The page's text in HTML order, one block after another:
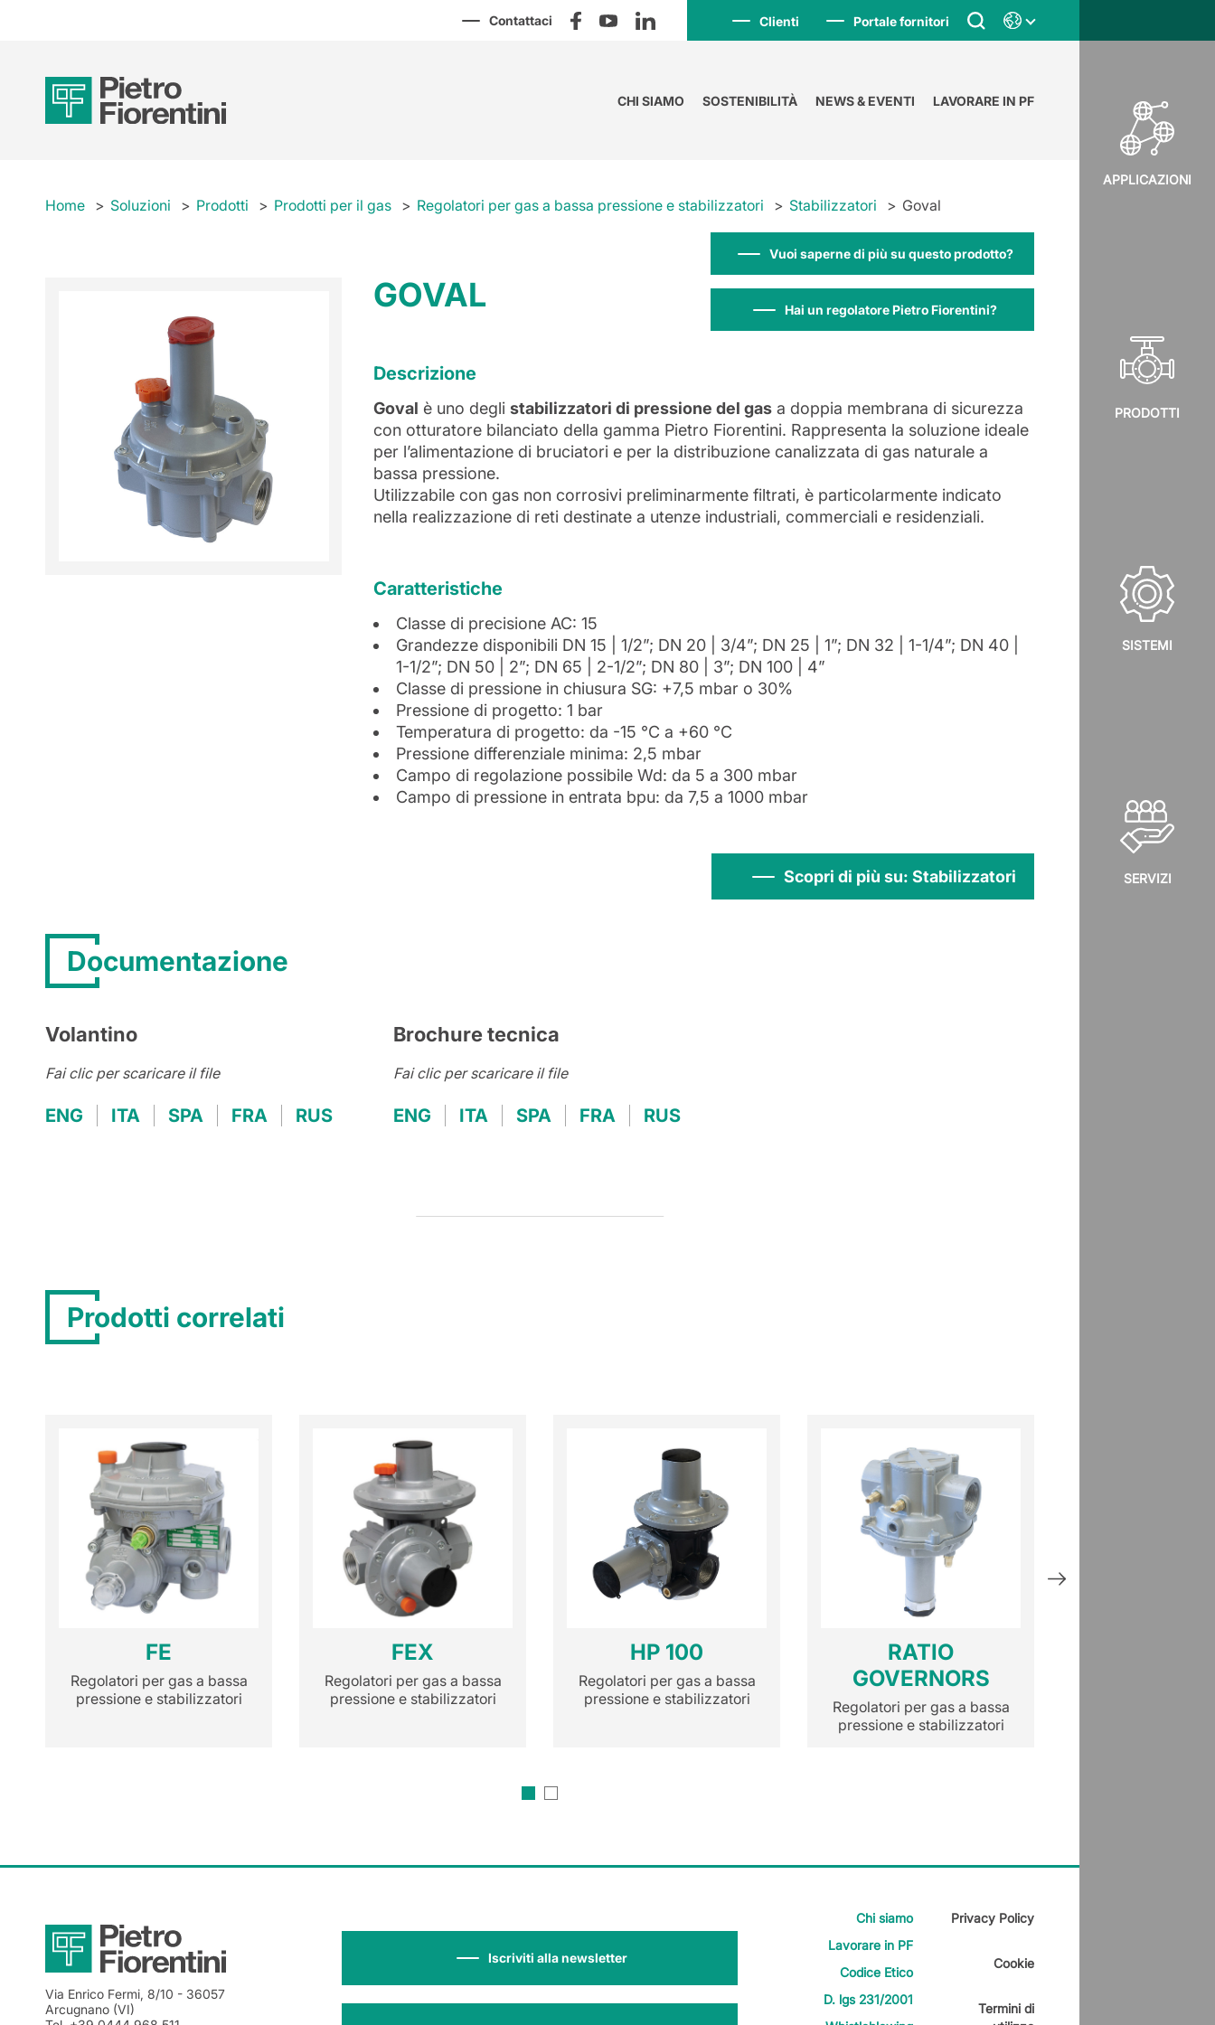
Contattaci Clienti Portale fornitori
CHI SIAMO SOSTENIBILITÀ NEWS & EVENTI LAVORARE IN PF
APPLICAZIONI
PRODOTTI
SISTEMI
SERVIZI
Home Soluzioni Prodotti Prodotti per il gas Regolatori per gas a bassa pressione e stabilizzatori Stabilizzatori Goval
Vuoi saperne di più su questo prodotto?
Hai un regolatore Pietro Fiorentini?
GOVAL
Descrizione
Goval è uno deglistabilizzatori di pressione del gas a doppia membrana di sicurezza
con otturatore bilanciato della gamma Pietro Fiorentini. Rappresenta la soluzione ideale
per l’alimentazione di bruciatori e per la distribuzione canalizzata di gas naturale a
bassa pressione.
Utilizzabile con gas non corrosivi preliminarmente filtrati, è particolarmente indicato
nella realizzazione di reti destinate a utenze industriali, commerciali e residenziali.
Caratteristiche
Classe di precisione AC: 15
Grandezze disponibili DN 15 | 1/2”; DN 20 | 3/4”; DN 25 | 1”; DN 32 | 1-1/4”; DN 40 |
1-1/2”; DN 50 | 2”; DN 65 | 2-1/2”; DN 80 | 3”; DN 100 | 4”
Classe di pressione in chiusura SG: +7,5 mbar o 30%
Pressione di progetto: 1 bar
Temperatura di progetto: da -15 °C a +60 °C
Pressione differenziale minima: 2,5 mbar
Campo di regolazione possibile Wd: da 5 a 300 mbar
Campo di pressione in entrata bpu: da 7,5 a 1000 mbar
Scopri di più su: Stabilizzatori
Documentazione
Volantino
Fai clic per scaricare il file
ENG ITA SPA FRA RUS
Brochure tecnica
Fai clic per scaricare il file
ENG ITA SPA FRA RUS
Prodotti correlati
FE
Regolatori per gas a bassa
pressione e stabilizzatori
FEX
Regolatori per gas a bassa
pressione e stabilizzatori
HP 100
Regolatori per gas a bassa
pressione e stabilizzatori
RATIO
GOVERNORS
Regolatori per gas a bassa
pressione e stabilizzatori
Via Enrico Fermi, 8/10 - 36057
Arcugnano (VI)
Iscriviti alla newsletter
Chi siamo
Lavorare in PF
Codice Etico
D. lgs 231/2001
Privacy Policy
Cookie
Termini di